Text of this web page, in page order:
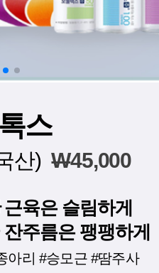
스
산) W45,000
육은 슬림하게
주름은 팽팽하게
아리 #승모근 #땀주사